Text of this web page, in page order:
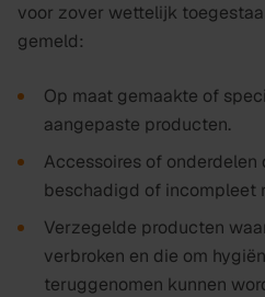
voor zover wettelijk
gemeld:
Op maat gemaakte of
aangepaste producten.
Accessoires of onderdelen
beschadigd of incompleet
Verzegelde producten
verbroken en die om
teruggenomen kunnen